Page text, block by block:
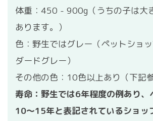
体重：450 - 900g（うちの子は大
あります。）
色：野生ではグレー（ペットショ
ダードグレー）
その他の色：10色以上あり（下記参
寿命：野生では6年程度の例あり、
10～15年と表記されているショッ